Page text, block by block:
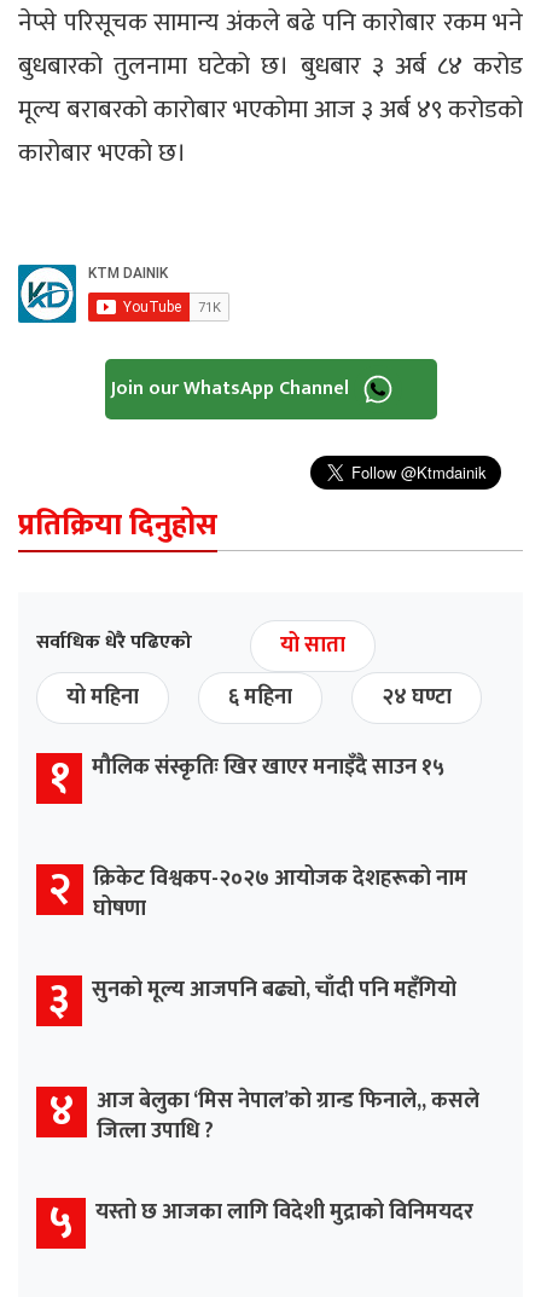
नेप्से परिसूचक सामान्य अंकले बढे पनि कारोबार रकम भने
बुधबारको तुलनामा घटेको छ। बुधबार ३ अर्ब ८४ करोड
मूल्य बराबरको कारोबार भएकोमा आज ३ अर्ब ४९ करोडको
कारोबार भएको छ।
Join our WhatsApp Channel
प्रतिक्रिया दिनुहोस
सर्वाधिक धेरै पढिएको
यो साता
यो महिना
६ महिना २४ घण्टा
१ मौलिक संस्कृतिः खिर खाएर मनाइँदै साउन १५
२
क्रिकेट विश्वकप-२०२७ आयोजक देशहरूको नाम
घोषणा
३ सुनको मूल्य आजपनि बढ्यो, चाँदी पनि महँगियो
४
आज बेलुका ‘मिस नेपाल’को ग्रान्ड फिनाले,, कसले
जित्ला उपाधि ?
५ यस्तो छ आजका लागि विदेशी मुद्राको विनिमयदर